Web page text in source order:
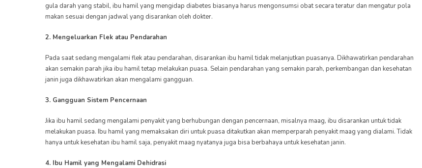
gula darah yang stabil, ibu hamil yang mengidap diabetes biasanya harus mengonsumsi obat secara teratur dan mengatur pola
makan sesuai dengan jadwal yang disarankan oleh dokter.
2. Mengeluarkan Flek atau Pendarahan
Pada saat sedang mengalami flek atau pendarahan, disarankan ibu hamil tidak melanjutkan puasanya. Dikhawatirkan pendarahan
akan semakin parah jika ibu hamil tetap melakukan puasa. Selain pendarahan yang semakin parah, perkembangan dan kesehatan
janin juga dikhawatirkan akan mengalami gangguan.
3. Gangguan Sistem Pencernaan
Jika ibu hamil sedang mengalami penyakit yang berhubungan dengan pencernaan, misalnya maag, ibu disarankan untuk tidak
melakukan puasa. Ibu hamil yang memaksakan diri untuk puasa ditakutkan akan memperparah penyakit maag yang dialami. Tidak
hanya untuk kesehatan ibu hamil saja, penyakit maag nyatanya juga bisa berbahaya untuk kesehatan janin.
4. Ibu Hamil yang Mengalami Dehidrasi